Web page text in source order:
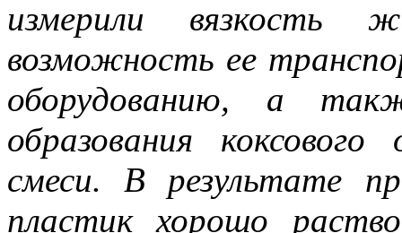
измерили вязкость
возможность ее
оборудованию, а
образования
смеси. В результате
пластик хорошо